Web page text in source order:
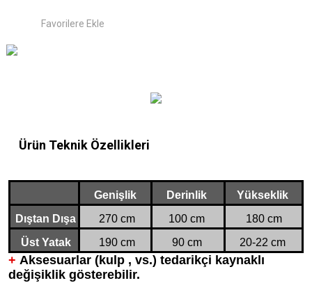
Ürün Teknik Özellikleri
Genişlik Derinlik
Yükseklik
Dıştan Dışa
270 cm 100 cm
180 cm
Üst Yatak
190 cm 90 cm 20-22 cm
+ Aksesuarlar (kulp , vs.) tedarikçi kaynaklı
değişiklik gösterebilir.